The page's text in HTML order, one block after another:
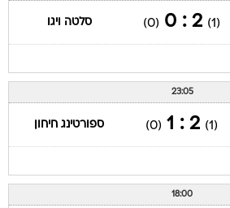
(1)
2 : 0
(0) סלטה ויגו
23:05
(1)
2 : 1
(0) ספורטינג חיחון
18:00